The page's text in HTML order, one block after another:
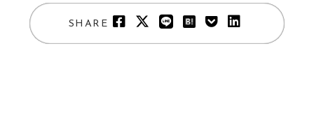
SHARE